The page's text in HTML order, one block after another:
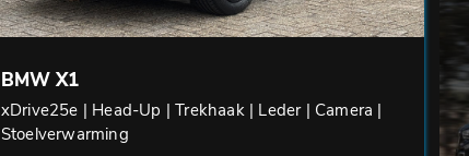
BMW X1
xDrive25e | Head-Up | Trekhaak | Leder | Camera |
Stoelverwarming